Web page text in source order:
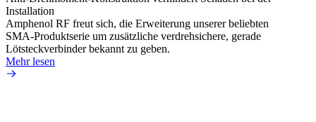
Installation
Amphenol RF freut sich, die Erweiterung unserer beliebten
SMA-Produktserie um zusätzliche verdrehsichere, gerade
Lötsteckverbinder bekannt zu geben.
Mehr lesen